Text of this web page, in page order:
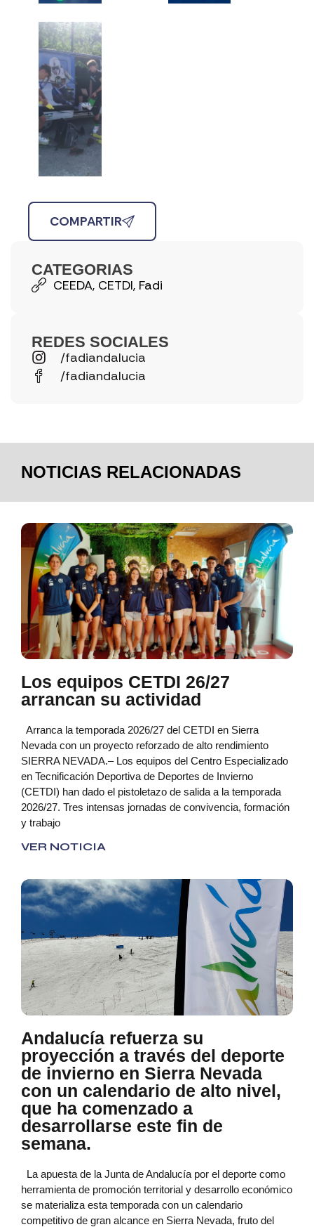
COMPARTIR
CATEGORIAS
CEEDA, CETDI, Fadi
REDES SOCIALES
/fadiandalucia
/fadiandalucia
NOTICIAS RELACIONADAS
Los equipos CETDI 26/27
arrancan su actividad
Arranca la temporada 2026/27 del CETDI en Sierra
Nevada con un proyecto reforzado de alto rendimiento
SIERRA NEVADA.– Los equipos del Centro Especializado
en Tecnificación Deportiva de Deportes de Invierno
(CETDI) han dado el pistoletazo de salida a la temporada
2026/27. Tres intensas jornadas de convivencia, formación
y trabajo
VER NOTICIA
Andalucía refuerza su
proyección a través del deporte
de invierno en Sierra Nevada
con un calendario de alto nivel,
que ha comenzado a
desarrollarse este fin de
semana.
La apuesta de la Junta de Andalucía por el deporte como
herramienta de promoción territorial y desarrollo económico
se materializa esta temporada con un calendario
competitivo de gran alcance en Sierra Nevada, fruto del